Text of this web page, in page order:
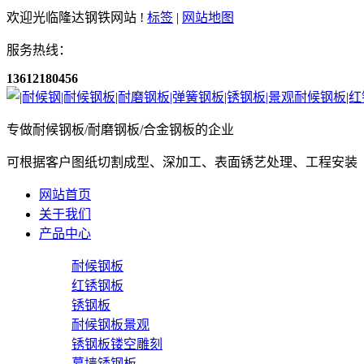
欢迎光临隆达钢铁网站 ! 标签 | 网站地图
服务热线：
13612180456
专做耐候钢板/耐磨钢板/合金钢板的企业
可根据客户图纸切割成型、深加工、表面锈艺处理、工程安装
网站首页
关于我们
产品中心
耐候钢板
红锈钢板
锈钢板
耐候钢板景观
锈钢板镂空雕刻